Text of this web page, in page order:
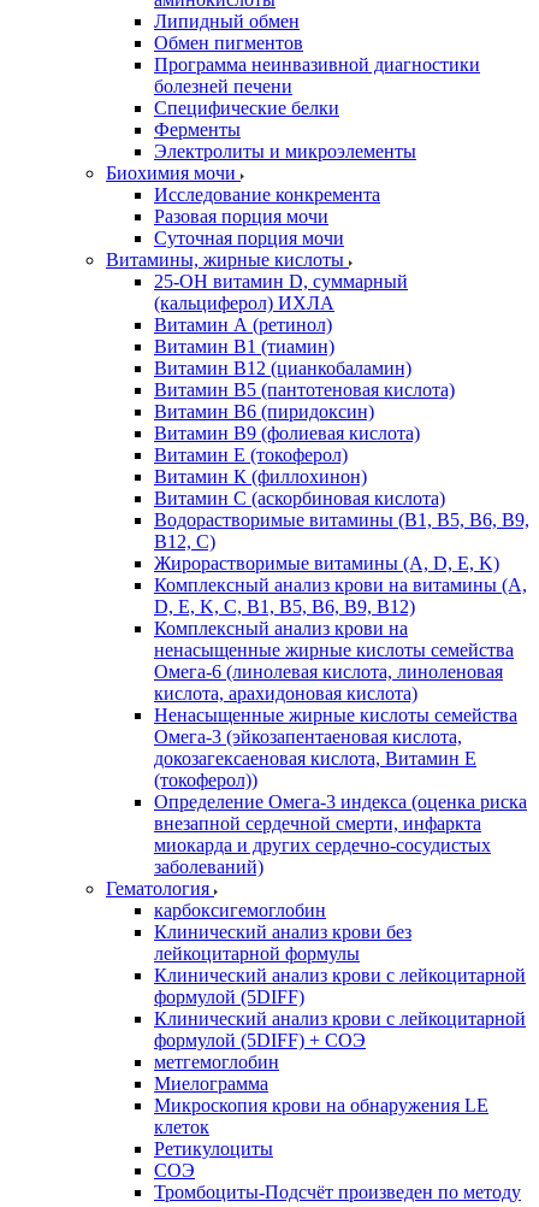
Липидный обмен
Обмен пигментов
Программа неинвазивной диагностики
болезней печени
Специфические белки
Ферменты
Электролиты и микроэлементы
Биохимия мочи
Исследование конкремента
Разовая порция мочи
Суточная порция мочи
Витамины, жирные кислоты
25-OH витамин D, суммарный
(кальциферол) ИХЛА
Витамин А (ретинол)
Витамин В1 (тиамин)
Витамин В12 (цианкобаламин)
Витамин В5 (пантотеновая кислота)
Витамин В6 (пиридоксин)
Витамин В9 (фолиевая кислота)
Витамин Е (токоферол)
Витамин К (филлохинон)
Витамин С (аскорбиновая кислота)
Водорастворимые витамины (B1, B5, B6, В9,
В12, С)
Жирорастворимые витамины (A, D, E, K)
Комплексный анализ крови на витамины (A,
D, E, K, C, B1, B5, B6, В9, B12)
Комплексный анализ крови на
ненасыщенные жирные кислоты семейства
Омега-6 (линолевая кислота, линоленовая
кислота, арахидоновая кислота)
Ненасыщенные жирные кислоты семейства
Омега-3 (эйкозапентаеновая кислота,
докозагексаеновая кислота, Витамин E
(токоферол))
Определение Омега-3 индекса (оценка риска
внезапной сердечной смерти, инфаркта
миокарда и других сердечно-сосудистых
заболеваний)
Гематология
карбоксигемоглобин
Клинический анализ крови без
лейкоцитарной формулы
Клинический анализ крови с лейкоцитарной
формулой (5DIFF)
Клинический анализ крови с лейкоцитарной
формулой (5DIFF) + СОЭ
метгемоглобин
Миелограмма
Микроскопия крови на обнаружения LE
клеток
Ретикулоциты
СОЭ
Тромбоциты-Подсчёт произведен по методу